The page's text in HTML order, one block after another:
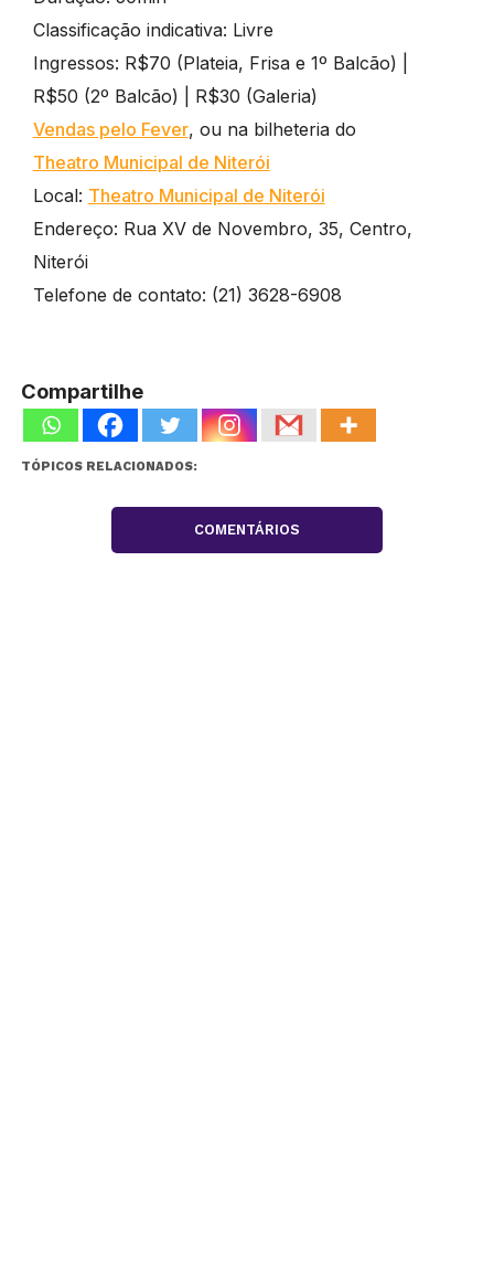
Classificação indicativa: Livre
Ingressos: R$70 (Plateia, Frisa e 1º Balcão) |
R$50 (2º Balcão) | R$30 (Galeria)
Vendas pelo Fever, ou na bilheteria do
Theatro Municipal de Niterói
Local: Theatro Municipal de Niterói
Endereço: Rua XV de Novembro, 35, Centro,
Niterói
Telefone de contato: (21) 3628-6908
Compartilhe
TÓPICOS RELACIONADOS:
COMENTÁRIOS